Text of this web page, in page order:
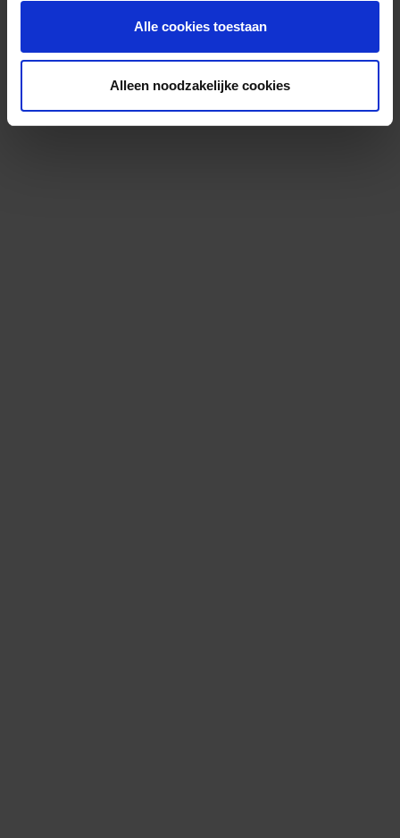
Alle cookies toestaan
Alleen noodzakelijke cookies